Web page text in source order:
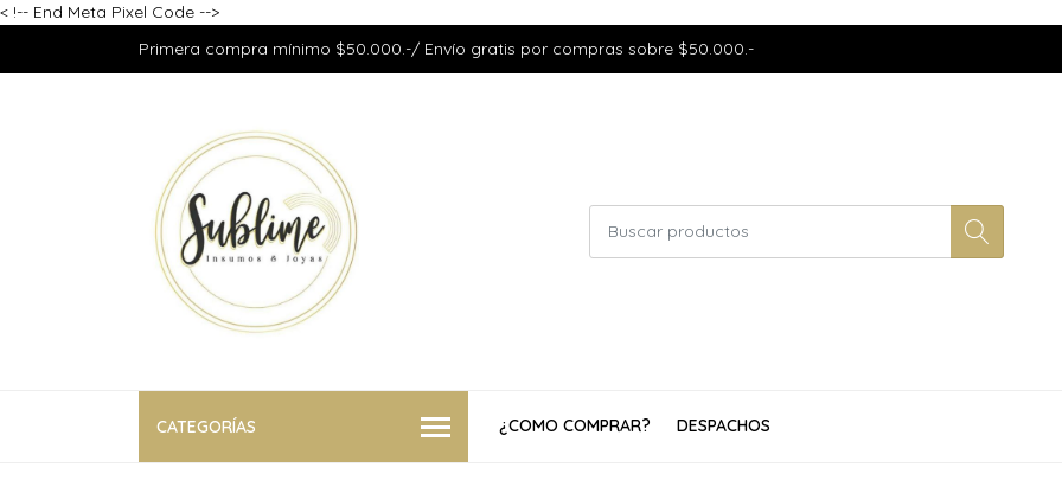
< !-- End Meta Pixel Code -->
Primera compra mínimo $50.000.-/ Envío gratis por compras sobre $50.000.-
CATEGORÍAS ¿COMO COMPRAR? DESPACHOS